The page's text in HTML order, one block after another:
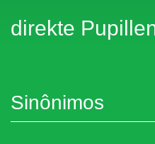
direkte
Sinônimos